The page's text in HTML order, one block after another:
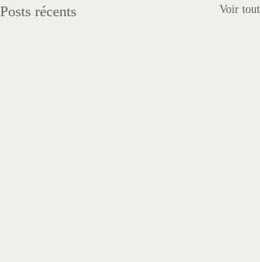
Posts récents Voir tout